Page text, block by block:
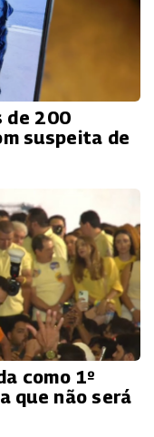
de 200
suspeita de
como 1º
que não será